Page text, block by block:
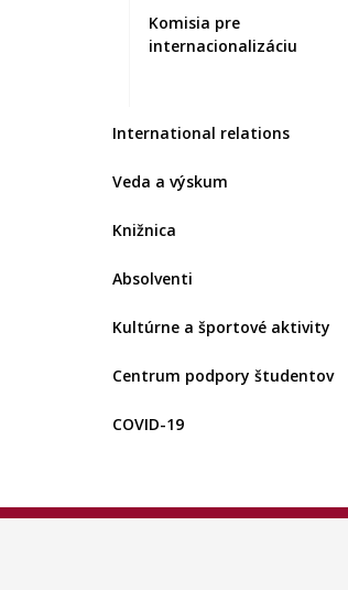
Komisia pre
internacionalizáciu
International relations
Veda a výskum
Knižnica
Absolventi
Kultúrne a športové aktivity
Centrum podpory študentov
COVID-19